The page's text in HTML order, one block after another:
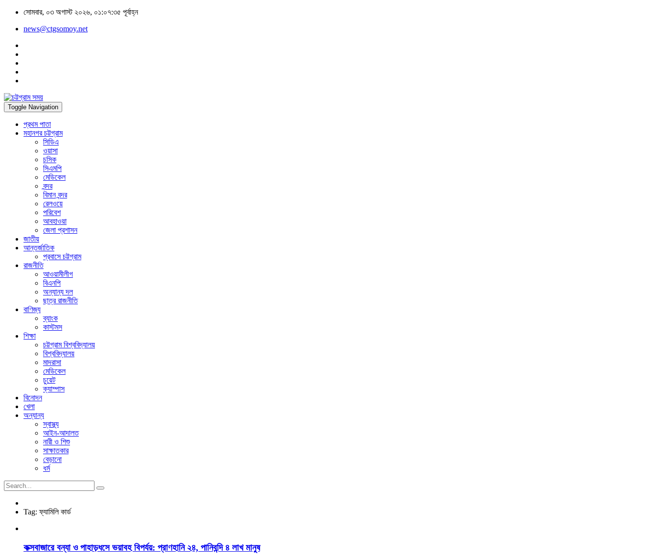
সোমবার, ০৩ অগাস্ট ২০২৬, ০১:০৭:৩৫ পূর্বাহ্ন
news@ctgsomoy.net
Toggle Navigation
প্রথম পাতা
মহানগর চট্টগ্রাম
সিডিএ
ওয়াসা
চসিক
সিএমপি
মেডিকেল
বন্দর
বিমান বন্দর
রেলওয়ে
পরিবেশ
আবহাওয়া
জেলা প্রশাসন
জাতীয়
আন্তর্জাতিক
প্রবাসে চট্টগ্রাম
রাজনীতি
আওয়ামীলীগ
বিএনপি
অন্যান্য দল
ছাত্র রাজনীতি
বাণিজ্য
ব্যাংক
কাস্টমস
শিক্ষা
চট্টগ্রাম বিশ্ববিদ্যালয়
বিশ্ববিদ্যালয়
মাদরাসা
মেডিকেল
চুয়েট
ক্যাম্পাস
বিনোদন
খেলা
অন্যান্য
স্বাস্থ্য
আইন-আদালত
নারী ও শিশু
সাক্ষাতকার
বেড়ানো
ধর্ম
Tag:ফ্যামিলি কার্ড
কক্সবাজারে বন্যা ও পাহাড়ধসে ভয়াবহ বিপর্যয়: প্রাণহানি ২৪, পানিবন্দি ৪ লাখ মানুষ